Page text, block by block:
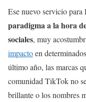
Ese nuevo servicio para
paradigma a la hora
sociales, muy
impactoen
último año, las marcas
comunidad TikTok no
brillante o los nombres